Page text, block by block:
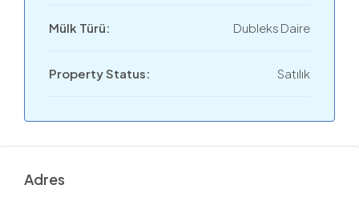
Mülk Türü: Dubleks Daire
Property Status: Satılık
Adres